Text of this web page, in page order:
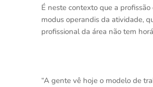
É neste contexto que a
modus operandis da atividade,
profissional da área não tem
“A gente vê hoje o modelo de